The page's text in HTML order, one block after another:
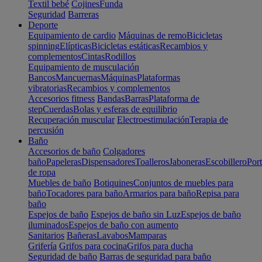
Textil bebé CojinesFunda
Seguridad Barreras
Deporte
Equipamiento de cardio Máquinas de remoBicicletas
spinningElípticasBicicletas estáticasRecambios y
complementosCintasRodillos
Equipamiento de musculación
BancosMancuernasMáquinasPlataformas
vibratoriasRecambios y complementos
Accesorios fitness BandasBarrasPlataforma de
stepCuerdasBolas y esferas de equilibrio
Recuperación muscular ElectroestimulaciónTerapia de
percusión
Baño
Accesorios de baño Colgadores
bañoPapelerasDispensadoresToallerosJabonerasEscobillero
de ropa
Muebles de baño BotiquinesConjuntos de muebles para
bañoTocadores para bañoArmarios para bañoRepisa para
baño
Espejos de baño Espejos de baño sin LuzEspejos de baño
iluminadosEspejos de baño con aumento
Sanitarios BañerasLavabosMamparas
Grifería Grifos para cocinaGrifos para ducha
Seguridad de baño Barras de seguridad para baño